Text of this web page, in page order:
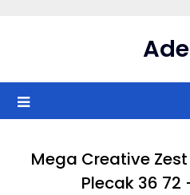
Mega Creative Zest
Plecak 36